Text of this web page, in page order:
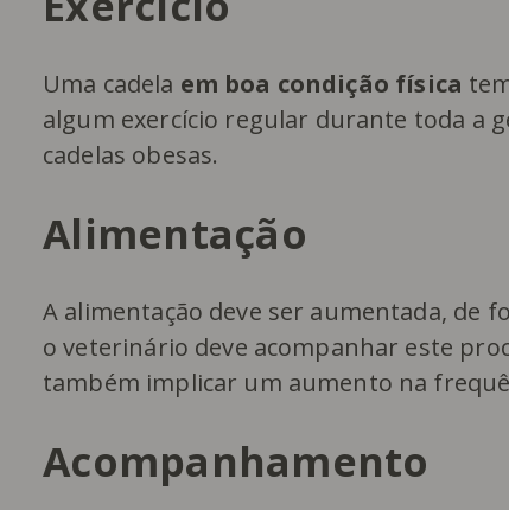
Uma cadela em boa condição física
algum exercício regular durante toda a
cadelas obesas.
Alimentação
A alimentação deve ser aumentada, de
o veterinário deve acompanhar este
também implicar um aumento na
Acompanhamento